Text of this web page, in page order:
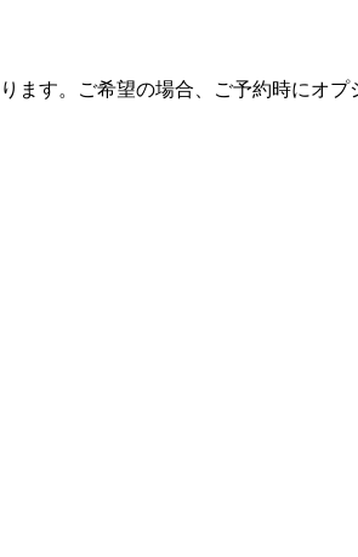
す。ご希望の場合、ご予約時にオプ